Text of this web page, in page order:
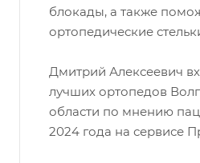
блокады, а также
ортопедические
Дмитрий Алексеевич
лучших ортопедов
области по мнению
2024 года на сервисе